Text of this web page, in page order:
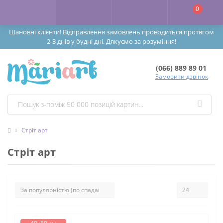
Шановні клієнти! Відправлення замовлень проводиться протягом
2-3 днів у будні дні. Дякуємо за розуміння!
0
(066) 889 89 01
Замовити дзвінок
Стріт арт
Стріт арт